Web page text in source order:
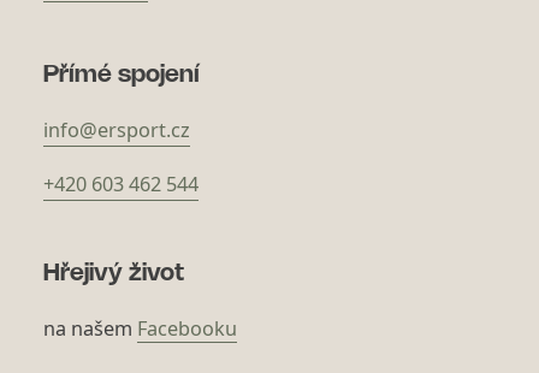
Přímé spojení
info@ersport.cz
+420 603 462 544
Hřejivý život
na našem Facebooku